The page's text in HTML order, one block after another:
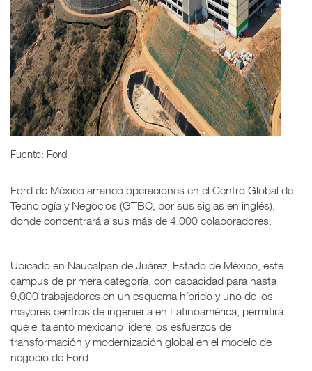
Fuente: Ford
Ford de México arrancó operaciones en el Centro Global de
Tecnología y Negocios (GTBC, por sus siglas en inglés),
donde concentrará a sus más de 4,000 colaboradores.
Ubicado en Naucalpan de Juárez, Estado de México, este
campus de primera categoría, con capacidad para hasta
9,000 trabajadores en un esquema híbrido y uno de los
mayores centros de ingeniería en Latinoamérica, permitirá
que el talento mexicano lidere los esfuerzos de
transformación y modernización global en el modelo de
negocio de Ford.